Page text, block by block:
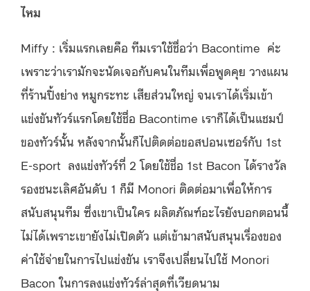
ไหม
Miffy : เริ่มแรกเลยคือ ทีมเราใช้ชื่อว่า Bacontime ค่ะ
เพราะว่าเรามักจะนัดเจอกับคนในทีมเพื่อพูดคุย วางแผน
ที่ร้านปิ้งย่าง หมูกระทะ เสียส่วนใหญ่ จนเราได้เริ่มเข้า
แข่งขันทัวร์แรกโดยใช้ชื่อ Bacontime เราก็ได้เป็นแชมป์
ของทัวร์นั้น หลังจากนั้นก็ไปติดต่อขอสปอนเซอร์กับ 1st
E-sport ลงแข่งทัวร์ที่ 2 โดยใช้ชื่อ 1st Bacon ได้รางวัล
รองชนะเลิศอันดับ 1 ก็มี Monori ติดต่อมาเพื่อให้การ
สนับสนุนทีม ซึ่งเขาเป็นใคร ผลิตภัณฑ์อะไรยังบอกตอนนี้
ไม่ได้เพราะเขายังไม่เปิดตัว แต่เข้ามาสนับสนุนเรื่องของ
ค่าใช้จ่ายในการไปแข่งขัน เราจึงเปลี่ยนไปใช้ Monori
Bacon ในการลงแข่งทัวร์ล่าสุดที่เวียดนาม